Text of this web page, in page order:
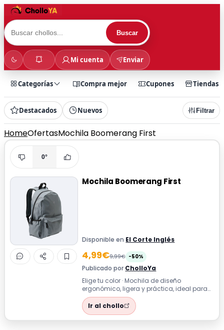
Buscar
Mi cuenta Enviar
Categorías Compra mejor Cupones Tiendas
Destacados Nuevos Filtrar
HomeOfertasMochila Boomerang First
0°
Mochila Boomerang First
Disponible en El Corte Inglés
4,99€9,99€ -50%
Publicado por CholloYa
Elige tu color · Mochila de diseño
ergonómico, ligera y práctica, ideal para
el día a día. Disponible en varios color...
Ir al chollo